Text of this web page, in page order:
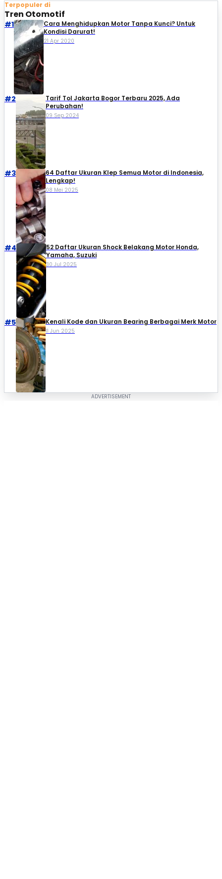
Terpopuler di
Tren Otomotif
#1
Cara Menghidupkan Motor Tanpa Kunci? Untuk
Kondisi Darurat!
21 Apr 2020
#2
Tarif Tol Jakarta Bogor Terbaru 2025, Ada
Perubahan!
09 Sep 2024
#3
64 Daftar Ukuran Klep Semua Motor di Indonesia,
Lengkap!
08 Mei 2025
#4
52 Daftar Ukuran Shock Belakang Motor Honda,
Yamaha, Suzuki​
30 Jul 2025
#5 Kenali Kode dan Ukuran Bearing Berbagai Merk Motor
11 Jun 2025